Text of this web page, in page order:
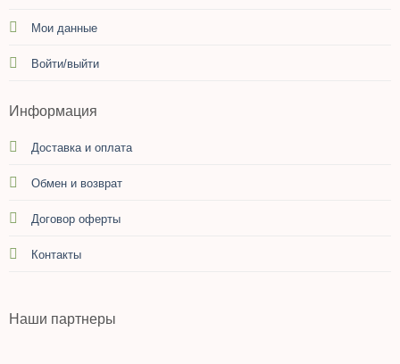
Мои данные
Войти/выйти
Информация
Доставка и оплата
Обмен и возврат
Договор оферты
Контакты
Наши партнеры